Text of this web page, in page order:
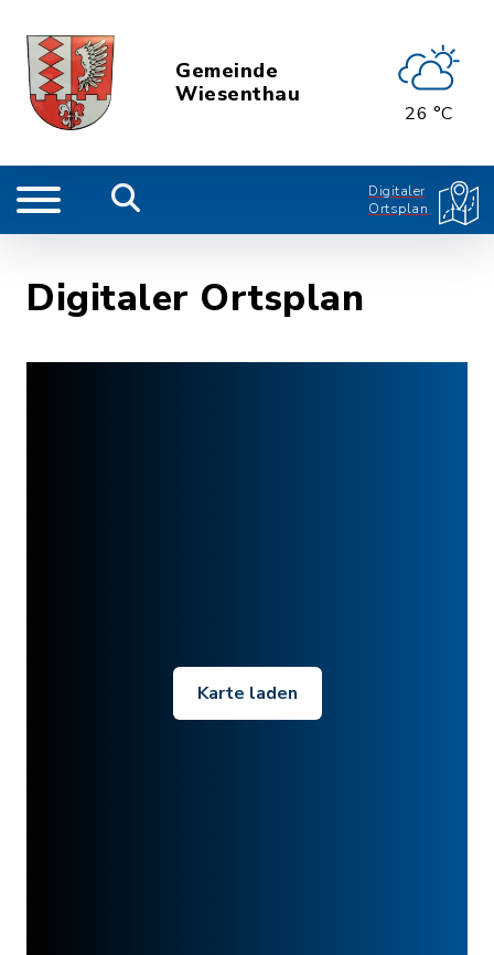
Gemeinde
Wiesenthau
26 °C
Digitaler
Ortsplan
Digitaler Ortsplan
Karte laden